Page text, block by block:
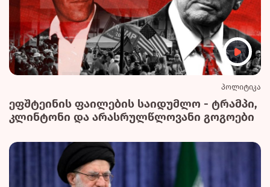
პოლიტიკა
ეფშტეინის ფაილების საიდუმლო - ტრამპი,
კლინტონი და არასრულწლოვანი გოგოები